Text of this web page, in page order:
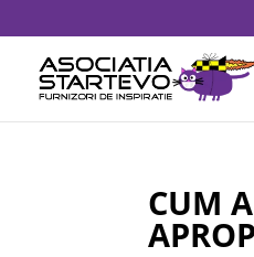
CUM